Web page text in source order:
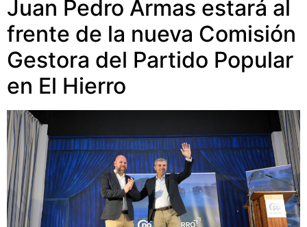
Juan Pedro Armas estará al
frente de la nueva Comisión
Gestora del Partido Popular
en El Hierro